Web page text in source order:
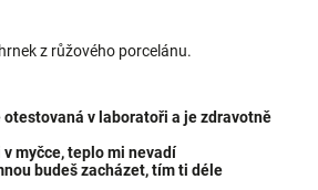
z růžového porcelánu.
v laboratoři a je zdravotně
myčce, teplo mi nevadí
budeš zacházet, tím ti déle